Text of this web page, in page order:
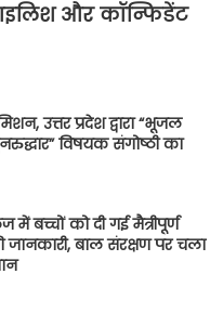
और कॉन्फिडेंट
उत्तर प्रदेश द्वारा “भूजल
विषयक संगोष्ठी का
बच्चों को दी गई मैत्रीपूर्ण
बाल संरक्षण पर चला